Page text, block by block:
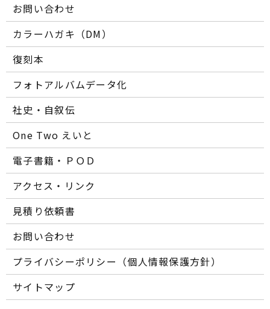
お問い合わせ
カラーハガキ（DM）
復刻本
フォトアルバムデータ化
社史・自叙伝
One Two えいと
電子書籍・ＰＯＤ
アクセス・リンク
見積り依頼書
お問い合わせ
プライバシーポリシー（個人情報保護方針）
サイトマップ